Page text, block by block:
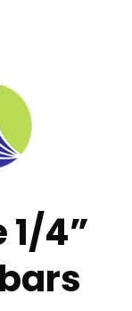
1/4”